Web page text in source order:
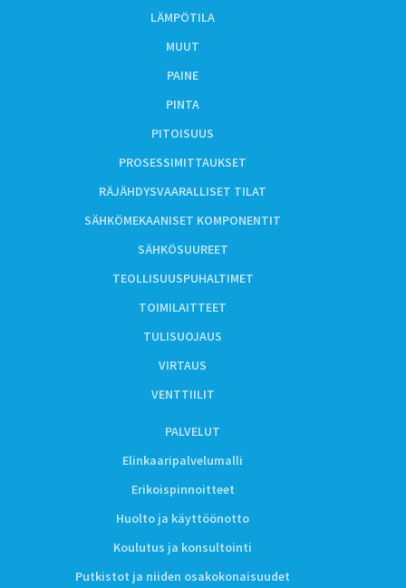
LÄMPÖTILA
MUUT
PAINE
PINTA
PITOISUUS
PROSESSIMITTAUKSET
RÄJÄHDYSVAARALLISET TILAT
SÄHKÖMEKAANISET KOMPONENTIT
SÄHKÖSUUREET
TEOLLISUUSPUHALTIMET
TOIMILAITTEET
TULISUOJAUS
VIRTAUS
VENTTIILIT
PALVELUT
Elinkaaripalvelumalli
Erikoispinnoitteet
Huolto ja käyttöönotto
Koulutus ja konsultointi
Putkistot ja niiden osakokonaisuudet